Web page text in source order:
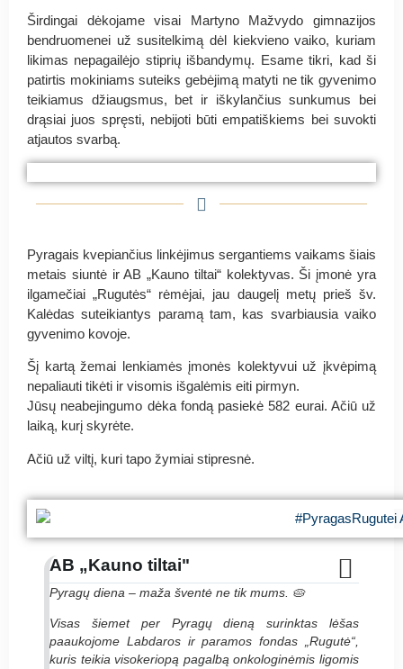
Širdingai dėkojame visai Martyno Mažvydo gimnazijos
bendruomenei už susitelkimą dėl kiekvieno vaiko, kuriam
likimas nepagailėjo stiprių išbandymų. Esame tikri, kad ši
patirtis mokiniams suteiks gebėjimą matyti ne tik gyvenimo
teikiamus džiaugsmus, bet ir iškylančius sunkumus bei
drąsiai juos spręsti, nebijoti būti empatiškiems bei suvokti
atjautos svarbą.
#PyragasRugutei Kauno Martyno Mažvydo
progimnazija
#PyragasRugutei Kauno Martyno Mažvydo
progimnazija
#PyragasRugutei Kauno Martyno Mažvydo
progimnazija
#PyragasRugutei Kauno Martyno Mažvydo
progimnazija
Pyragais kvepiančius linkėjimus sergantiems vaikams šiais
metais siuntė ir AB „Kauno tiltai“ kolektyvas. Ši įmonė yra
ilgamečiai „Rugutės“ rėmėjai, jau daugelį metų prieš šv.
Kalėdas suteikiantys paramą tam, kas svarbiausia vaiko
gyvenimo kovoje.
Šį kartą žemai lenkiamės įmonės kolektyvui už įkvėpimą
nepaliauti tikėti ir visomis išgalėmis eiti pirmyn.
Jūsų neabejingumo dėka fondą pasiekė582 eurai. Ačiū už
laiką, kurį skyrėte.
Ačiū už viltį, kuri tapo žymiai stipresnė.
AB „Kauno tiltai"
Pyragų diena – maža šventė ne tik mums. 🥧
Visas šiemet per Pyragų dieną surinktas lėšas
paaukojome Labdaros ir paramos fondas „Rugutė“,
kuris teikia visokeriopą pagalbą onkologinėmis ligomis